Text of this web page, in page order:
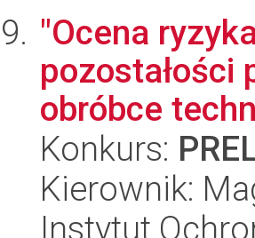
"Ocena
pozostałości
obróbce
Konkurs:
Kierownik:
Instytut